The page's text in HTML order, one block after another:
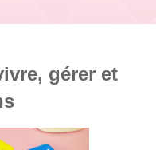
gérer et